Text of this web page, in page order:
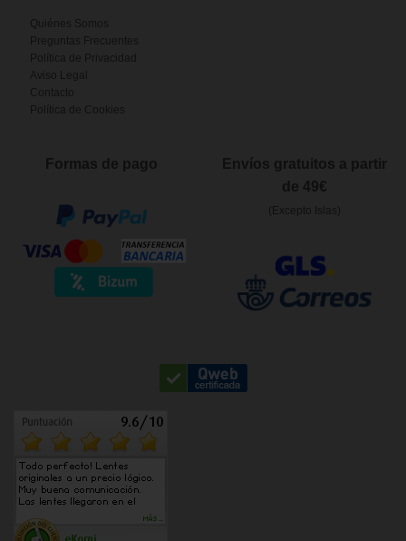
Quiénes Somos
Preguntas Frecuentes
Política de Privacidad
Aviso Legal
Contacto
Política de Cookies
Formas de pago
Envíos gratuitos a partir
de 49€
(Excepto Islas)